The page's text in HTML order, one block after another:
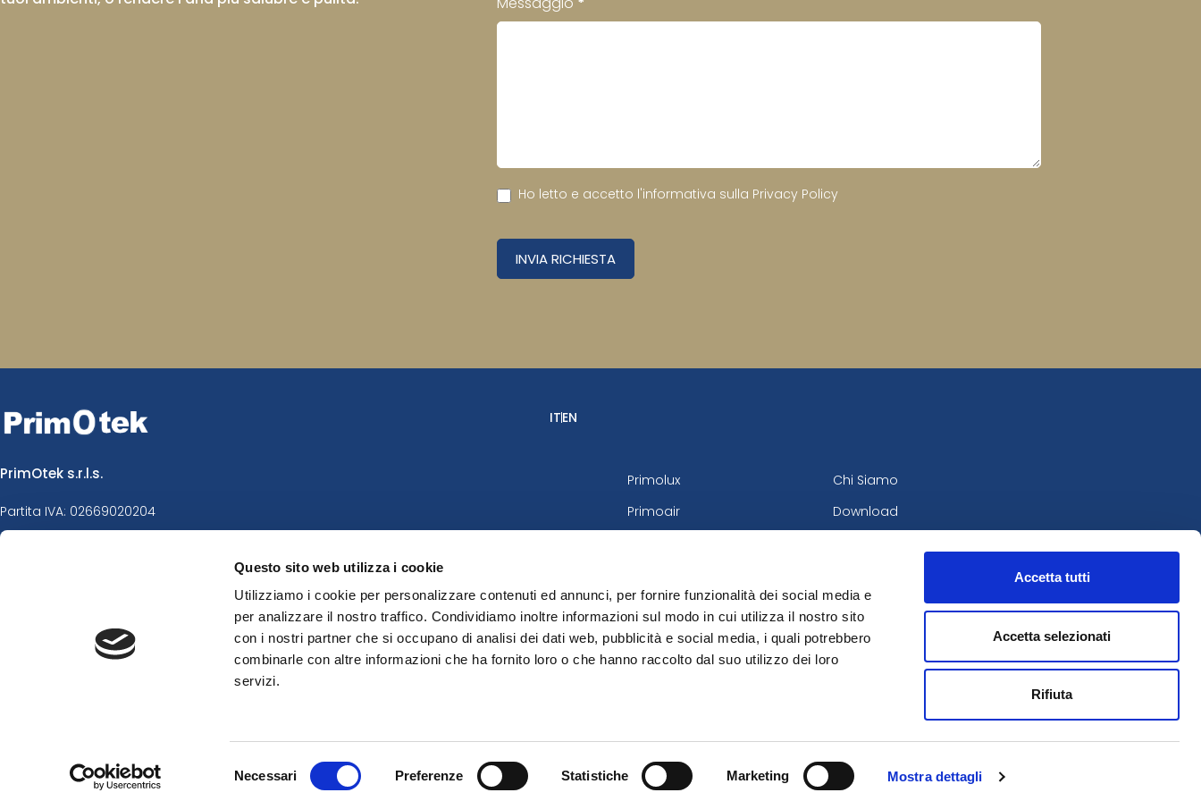
Questo sito web utilizza i cookie
Utilizziamo i cookie per personalizzare contenuti ed annunci, per fornire funzionalità dei social media e
per analizzare il nostro traffico. Condividiamo inoltre informazioni sul modo in cui utilizza il nostro sito
con i nostri partner che si occupano di analisi dei dati web, pubblicità e social media, i quali potrebbero
combinarle con altre informazioni che ha fornito loro o che hanno raccolto dal suo utilizzo dei loro
servizi.
Necessari Preferenze Statistiche Marketing Mostra dettagli
Accetta tutti
Accetta selezionati
Rifiuta
Ho letto e accetto l'informativa sulla Privacy Policy
INVIA RICHIESTA
ITEN
PrimOtek s.r.l.s.
Partita IVA: 02669020204
Sede Legale: Via Brescia 3/A6 Castel Goffredo (MN) 46042 Italy
Sede Operativa: Via Primo Maggio 19 Carpenedolo Brescia 25013
Telefono: +39 0302389856
WhatsApp: +39 0302389856
primotek@legalmail.it
Primolux
Primoair
Chi Siamo
Download
Up&Up - Agenzia comunicazione Brescia.